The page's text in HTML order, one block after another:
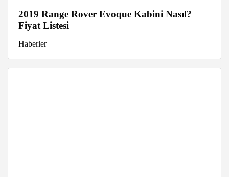
2019 Range Rover Evoque Kabini Nasıl?
Fiyat Listesi
Haberler